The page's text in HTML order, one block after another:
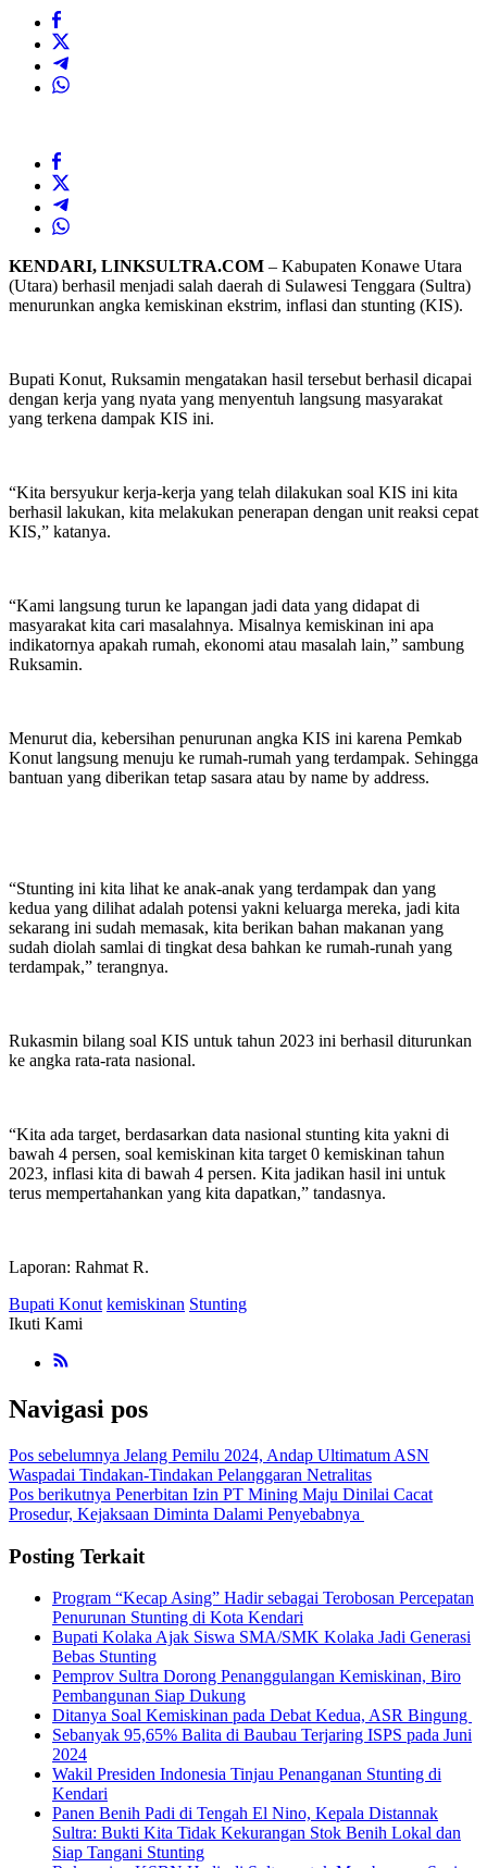
KENDARI, LINKSULTRA.COM – Kabupaten Konawe Utara
(Utara) berhasil menjadi salah daerah di Sulawesi Tenggara (Sultra)
menurunkan angka kemiskinan ekstrim, inflasi dan stunting (KIS).
Bupati Konut, Ruksamin mengatakan hasil tersebut berhasil dicapai
dengan kerja yang nyata yang menyentuh langsung masyarakat
yang terkena dampak KIS ini.
“Kita bersyukur kerja-kerja yang telah dilakukan soal KIS ini kita
berhasil lakukan, kita melakukan penerapan dengan unit reaksi cepat
KIS,” katanya.
“Kami langsung turun ke lapangan jadi data yang didapat di
masyarakat kita cari masalahnya. Misalnya kemiskinan ini apa
indikatornya apakah rumah, ekonomi atau masalah lain,” sambung
Ruksamin.
Menurut dia, kebersihan penurunan angka KIS ini karena Pemkab
Konut langsung menuju ke rumah-rumah yang terdampak. Sehingga
bantuan yang diberikan tetap sasara atau by name by address.
“Stunting ini kita lihat ke anak-anak yang terdampak dan yang
kedua yang dilihat adalah potensi yakni keluarga mereka, jadi kita
sekarang ini sudah memasak, kita berikan bahan makanan yang
sudah diolah samlai di tingkat desa bahkan ke rumah-runah yang
terdampak,” terangnya.
Rukasmin bilang soal KIS untuk tahun 2023 ini berhasil diturunkan
ke angka rata-rata nasional.
“Kita ada target, berdasarkan data nasional stunting kita yakni di
bawah 4 persen, soal kemiskinan kita target 0 kemiskinan tahun
2023, inflasi kita di bawah 4 persen. Kita jadikan hasil ini untuk
terus mempertahankan yang kita dapatkan,” tandasnya.
Laporan: Rahmat R.
Bupati Konut kemiskinan Stunting
Ikuti Kami
Navigasi pos
Pos sebelumnya Jelang Pemilu 2024, Andap Ultimatum ASN
Waspadai Tindakan-Tindakan Pelanggaran Netralitas
Pos berikutnya Penerbitan Izin PT Mining Maju Dinilai Cacat
Prosedur, Kejaksaan Diminta Dalami Penyebabnya
Posting Terkait
Program “Kecap Asing” Hadir sebagai Terobosan Percepatan
Penurunan Stunting di Kota Kendari
Bupati Kolaka Ajak Siswa SMA/SMK Kolaka Jadi Generasi
Bebas Stunting
Pemprov Sultra Dorong Penanggulangan Kemiskinan, Biro
Pembangunan Siap Dukung
Ditanya Soal Kemiskinan pada Debat Kedua, ASR Bingung
Sebanyak 95,65% Balita di Baubau Terjaring ISPS pada Juni
2024
Wakil Presiden Indonesia Tinjau Penanganan Stunting di
Kendari
Panen Benih Padi di Tengah El Nino, Kepala Distannak
Sultra: Bukti Kita Tidak Kekurangan Stok Benih Lokal dan
Siap Tangani Stunting